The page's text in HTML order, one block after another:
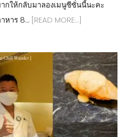
กให้กลับมาลองเมนูซีซั่นนี้นะคะ
หาร 8… [READ MORE…]